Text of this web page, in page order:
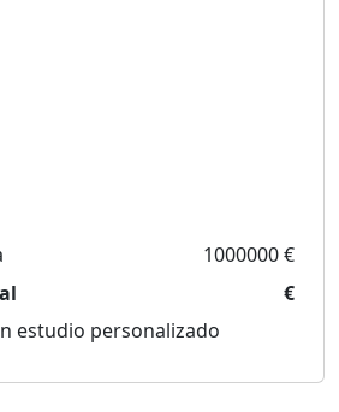
1000000 €
€
estudio personalizado